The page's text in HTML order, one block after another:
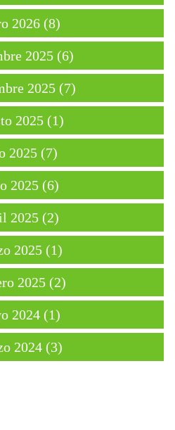
2026 (8)
2025 (6)
2025 (7)
2025 (1)
2025 (7)
2025 (6)
2025 (2)
2025 (1)
2025 (2)
2024 (1)
2024 (3)